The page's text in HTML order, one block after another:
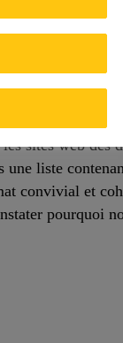
écologiques
sites web des
liste
convivial et
pourquoi